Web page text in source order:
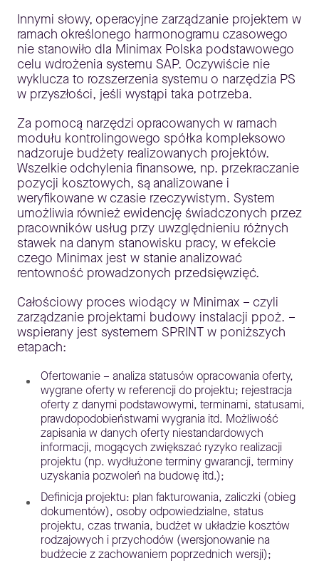
Innymi słowy, operacyjne zarządzanie projektem w
ramach określonego harmonogramu czasowego
nie stanowiło dla Minimax Polska podstawowego
celu wdrożenia systemu SAP. Oczywiście nie
wyklucza to rozszerzenia systemu o narzędzia PS
w przyszłości, jeśli wystąpi taka potrzeba.
Za pomocą narzędzi opracowanych w ramach
modułu kontrolingowego spółka kompleksowo
nadzoruje budżety realizowanych projektów.
Wszelkie odchylenia finansowe, np. przekraczanie
pozycji kosztowych, są analizowane i
weryfikowane w czasie rzeczywistym. System
umożliwia również ewidencję świadczonych przez
pracowników usług przy uwzględnieniu różnych
stawek na danym stanowisku pracy, w efekcie
czego Minimax jest w stanie analizować
rentowność prowadzonych przedsięwzięć.
Całościowy proces wiodący w Minimax – czyli
zarządzanie projektami budowy instalacji ppoż. –
wspierany jest systemem SPRINT w poniższych
etapach:
Ofertowanie – analiza statusów opracowania oferty,
wygrane oferty w referencji do projektu; rejestracja
oferty z danymi podstawowymi, terminami, statusami,
prawdopodobieństwami wygrania itd. Możliwość
zapisania w danych oferty niestandardowych
informacji, mogących zwiększać ryzyko realizacji
projektu (np. wydłużone terminy gwarancji, terminy
uzyskania pozwoleń na budowę itd.);
Definicja projektu: plan fakturowania, zaliczki (obieg
dokumentów), osoby odpowiedzialne, status
projektu, czas trwania, budżet w układzie kosztów
rodzajowych i przychodów (wersjonowanie na
budżecie z zachowaniem poprzednich wersji);